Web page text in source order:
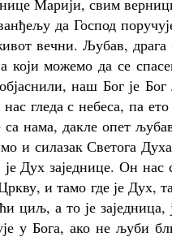
Марији, свим
да Господ
вечни. Љубав, драга
који можемо да се
наш Бог је
гледа с небеса, па
нама, дакле опет
и силазак Светога
Дух заједнице. Он нас
и тамо где је Дух,
циљ, а то је
у Бога, ако не љуби